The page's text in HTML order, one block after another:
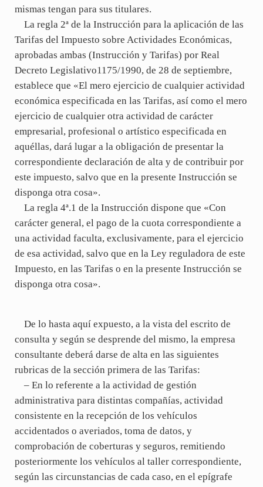
mismas tengan para sus titulares.
La regla 2ª de la Instrucción para la aplicación de las
Tarifas del Impuesto sobre Actividades Económicas,
aprobadas ambas (Instrucción y Tarifas) por Real
Decreto Legislativo1175/1990, de 28 de septiembre,
establece que «El mero ejercicio de cualquier actividad
económica especificada en las Tarifas, así como el mero
ejercicio de cualquier otra actividad de carácter
empresarial, profesional o artístico especificada en
aquéllas, dará lugar a la obligación de presentar la
correspondiente declaración de alta y de contribuir por
este impuesto, salvo que en la presente Instrucción se
disponga otra cosa».
La regla 4ª.1 de la Instrucción dispone que «Con
carácter general, el pago de la cuota correspondiente a
una actividad faculta, exclusivamente, para el ejercicio
de esa actividad, salvo que en la Ley reguladora de este
Impuesto, en las Tarifas o en la presente Instrucción se
disponga otra cosa».
De lo hasta aquí expuesto, a la vista del escrito de
consulta y según se desprende del mismo, la empresa
consultante deberá darse de alta en las siguientes
rubricas de la sección primera de las Tarifas:
– En lo referente a la actividad de gestión
administrativa para distintas compañías, actividad
consistente en la recepción de los vehículos
accidentados o averiados, toma de datos, y
comprobación de coberturas y seguros, remitiendo
posteriormente los vehículos al taller correspondiente,
según las circunstancias de cada caso, en el epígrafe